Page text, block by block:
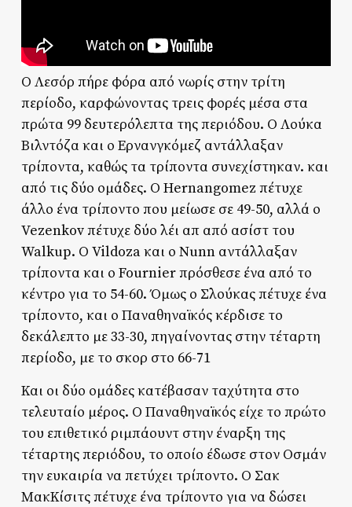
Ο Λεσόρ πήρε φόρα από νωρίς στην τρίτη
περίοδο, καρφώνοντας τρεις φορές μέσα στα
πρώτα 99 δευτερόλεπτα της περιόδου. Ο Λούκα
Βιλντόζα και ο Ερνανγκόμεζ αντάλλαξαν
τρίποντα, καθώς τα τρίποντα συνεχίστηκαν. και
από τις δύο ομάδες. Ο Hernangomez πέτυχε
άλλο ένα τρίποντο που μείωσε σε 49-50, αλλά ο
Vezenkov πέτυχε δύο λέι απ από ασίστ του
Walkup. Ο Vildoza και ο Nunn αντάλλαξαν
τρίποντα και ο Fournier πρόσθεσε ένα από το
κέντρο για το 54-60. Όμως ο Σλούκας πέτυχε ένα
τρίποντο, και ο Παναθηναϊκός κέρδισε το
δεκάλεπτο με 33-30, πηγαίνοντας στην τέταρτη
περίοδο, με το σκορ στο 66-71
Και οι δύο ομάδες κατέβασαν ταχύτητα στο
τελευταίο μέρος. Ο Παναθηναϊκός είχε το πρώτο
του επιθετικό ριμπάουντ στην έναρξη της
τέταρτης περιόδου, το οποίο έδωσε στον Οσμάν
την ευκαιρία να πετύχει τρίποντο. Ο Σακ
ΜακΚίσιτς πέτυχε ένα τρίποντο για να δώσει